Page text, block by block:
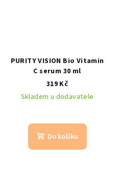
PURITY VISION Bio Vitamin
C serum 30 ml
319 Kč
Skladem u dodavatele
Do košíku